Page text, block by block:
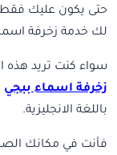
حتى يكون عليك فقط
لك خدمة زخرفة
سواء كنت تريد هذه
زخرفة اسماء ببجي
باللغة الانجليزية.
فأنت في مكانك